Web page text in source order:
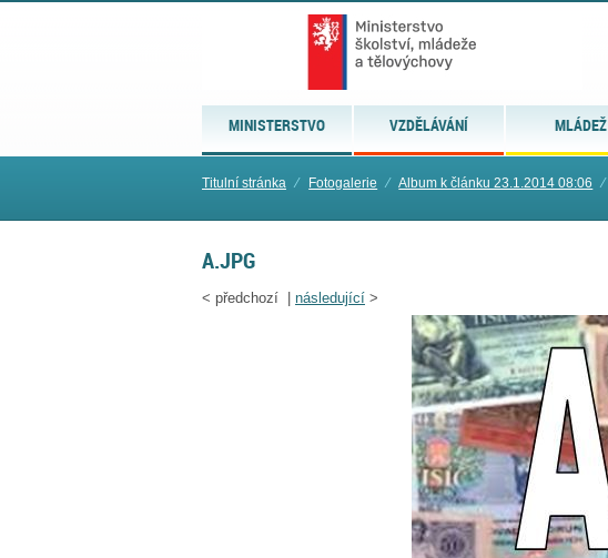
MINISTERSTVO VZDĚLÁVÁNÍ MLÁDEŽ
Titulní stránka ⁄ Fotogalerie ⁄ Album k článku 23.1.2014 08:06 ⁄
A.JPG
< předchozí | následující >